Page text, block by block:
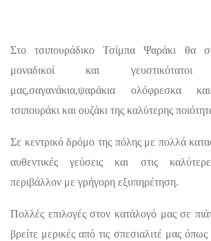
Στο τσιπουράδικο Τσίμπα Ψαράκι θα
μοναδικοί και γευστικότατοι
μας,σαγανάκια,ψαράκια ολόφρεσκα
τσιπουράκι και ουζάκι της καλύτερης
Σε κεντρικό δρόμο της πόλης με πολλά
αυθεντικές γεύσεις και στις
περιβάλλον με γρήγορη εξυπηρέτηση.
Πολλές επιλογές στον κατάλογό μας σε
βρείτε μερικές από τις σπεσιαλιτέ μας